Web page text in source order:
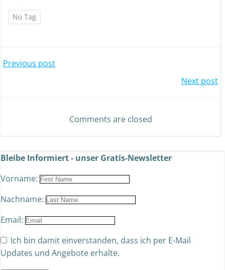
No Tag
Previous post
Next post
Comments are closed
Bleibe Informiert - unser Gratis-Newsletter
Vorname:
Nachname:
Email:
Ich bin damit einverstanden, dass ich per E-Mail
Updates und Angebote erhalte.